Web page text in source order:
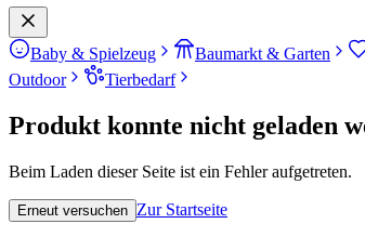
Baby & Spielzeug Baumarkt & Garten
Outdoor
Tierbedarf
Produkt konnte nicht geladen
Beim Laden dieser Seite ist ein Fehler aufgetreten.
Erneut versuchen Zur Startseite